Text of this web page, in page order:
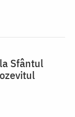
Sfântul